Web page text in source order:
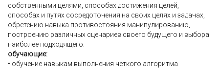
собственными целями, способах достижения целей,
способах и путях сосредоточения на своих целях и задачах,
обретению навыка противостояния манипулированию,
построению различных сценариев своего будущего и выбора
наиболее подходящего.
обучающие:
• обучение навыкам выполнения четкого алгоритма